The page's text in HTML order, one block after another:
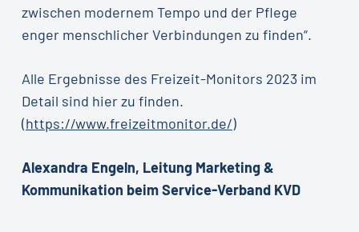
zwischen modernem Tempo und der Pflege
enger menschlicher Verbindungen zu finden“.
Alle Ergebnisse des Freizeit-Monitors 2023 im
Detail sind hier zu finden.
(https://www.freizeitmonitor.de/)
Alexandra Engeln, Leitung Marketing &
Kommunikation beim Service-Verband KVD